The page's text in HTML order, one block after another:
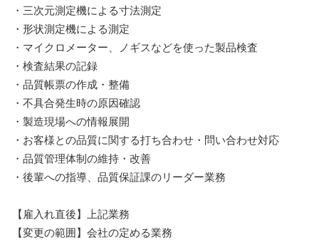
・三次元測定機による寸法測定
・形状測定機による測定
・マイクロメーター、ノギスなどを使った製品検査
・検査結果の記録
・品質帳票の作成・整備
・不具合発生時の原因確認
・製造現場への情報展開
・お客様との品質に関する打ち合わせ・問い合わせ対応
・品質管理体制の維持・改善
・後輩への指導、品質保証課のリーダー業務
【雇入れ直後】上記業務
【変更の範囲】会社の定める業務